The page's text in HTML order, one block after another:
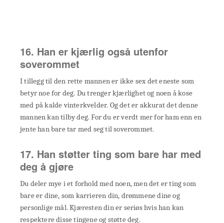
16. Han er kjærlig også utenfor
soverommet
I tillegg til den rette mannen er ikke sex det eneste som
betyr noe for deg. Du trenger kjærlighet og noen å kose
med på kalde vinterkvelder. Og det er akkurat det denne
mannen kan tilby deg. For du er verdt mer for ham enn en
jente han bare tar med seg til soverommet.
17. Han støtter ting som bare har med
deg å gjøre
Du deler mye i et forhold med noen, men det er ting som
bare er dine, som karrieren din, drømmene dine og
personlige mål. Kjæresten din er seriøs hvis han kan
respektere disse tingene og støtte deg.